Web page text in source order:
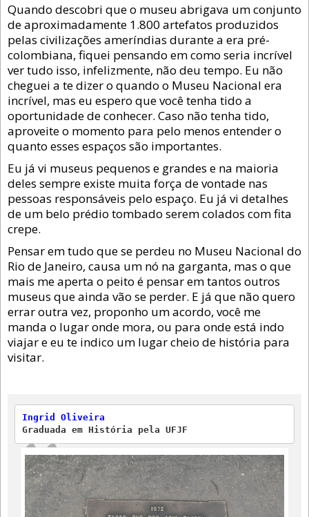
Quando descobri que o museu abrigava um conjunto
de aproximadamente 1.800 artefatos produzidos
pelas civilizações ameríndias durante a era pré-
colombiana, fiquei pensando em como seria incrível
ver tudo isso, infelizmente, não deu tempo. Eu não
cheguei a te dizer o quando o Museu Nacional era
incrível, mas eu espero que você tenha tido a
oportunidade de conhecer. Caso não tenha tido,
aproveite o momento para pelo menos entender o
quanto esses espaços são importantes.
Eu já vi museus pequenos e grandes e na maioria
deles sempre existe muita força de vontade nas
pessoas responsáveis pelo espaço. Eu já vi detalhes
de um belo prédio tombado serem colados com fita
crepe.
Pensar em tudo que se perdeu no Museu Nacional do
Rio de Janeiro, causa um nó na garganta, mas o que
mais me aperta o peito é pensar em tantos outros
museus que ainda vão se perder. E já que não quero
errar outra vez, proponho um acordo, você me
manda o lugar onde mora, ou para onde está indo
viajar e eu te indico um lugar cheio de história para
visitar.
Ingrid Oliveira
Graduada em História pela UFJF